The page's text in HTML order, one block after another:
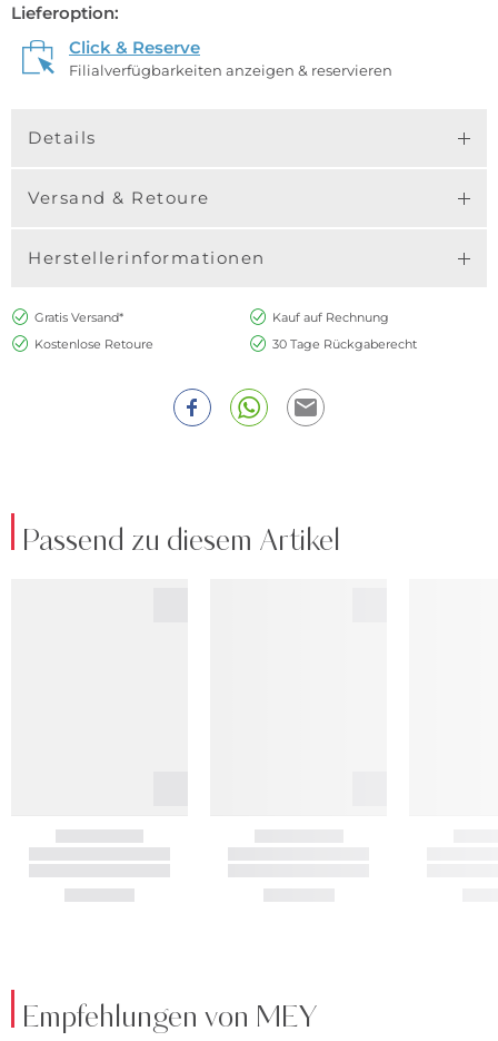
Lieferoption:
Click & Reserve
Filialverfügbarkeiten anzeigen & reservieren
Details
Versand & Retoure
Herstellerinformationen
Gratis Versand*
Kauf auf Rechnung
Kostenlose Retoure
30 Tage Rückgaberecht
Passend zu diesem Artikel
Empfehlungen von MEY